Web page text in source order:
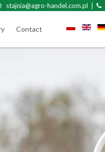
stajnia@agro-handel.com.pl |
Contact